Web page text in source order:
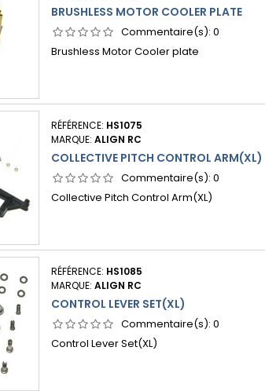
BRUSHLESS MOTOR COOLER PLATE
Commentaire(s): 0
Brushless Motor Cooler plate
RÉFÉRENCE: HS1075
MARQUE: ALIGN RC
COLLECTIVE PITCH CONTROL ARM(XL)
Commentaire(s): 0
Collective Pitch Control Arm(XL)
RÉFÉRENCE: HS1085
MARQUE: ALIGN RC
CONTROL LEVER SET(XL)
Commentaire(s): 0
Control Lever Set(XL)